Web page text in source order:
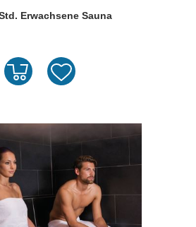
Erwachsene Sauna